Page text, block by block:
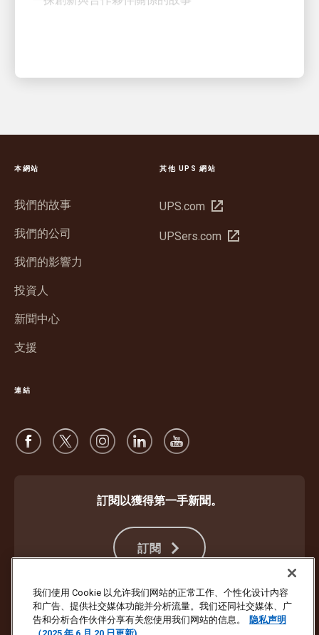
本網站
我們的故事
我們的公司
我們的影響力
投資人
新聞中心
支援
其他 UPS 網站
UPS.com 在
視
UPSers.com 在
連結
訂閱以獲得第一手新聞。
訂閱
防止詐欺 條款及限制 網站使用條款 隱私權聲明 Cookie 設定
我们使用 Cookie 以允许我们网站的正常工作、个性化设计内容
和广告、提供社交媒体功能并分析流量。我们还同社交媒体、广
告和分析合作伙伴分享有关您使用我们网站的信息。
隐私声明